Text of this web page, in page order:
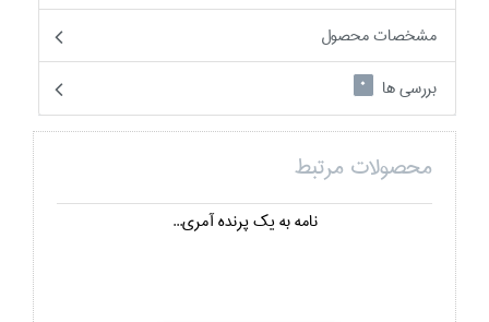
مشخصات محصول
بررسی ها
0
محصولات مرتبط
نامه به يك پرنده آمري...